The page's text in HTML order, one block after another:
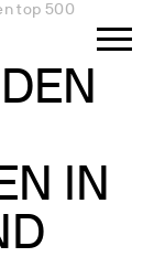
top 500
IN